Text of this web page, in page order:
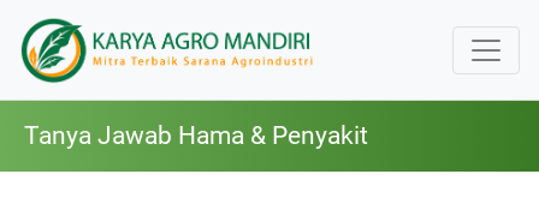
Tanya Jawab Hama & Penyakit